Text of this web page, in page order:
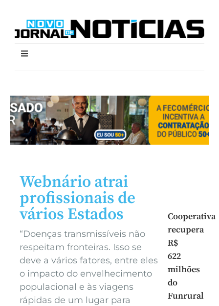
Webnário atrai
profissionais de
vários Estados
“Doenças transmissíveis não
respeitam fronteiras. Isso se
deve a vários fatores, entre eles
o impacto do envelhecimento
populacional e às viagens
rápidas de um lugar para
Cooperativa
recupera
R$
622
milhões
do
Funrural